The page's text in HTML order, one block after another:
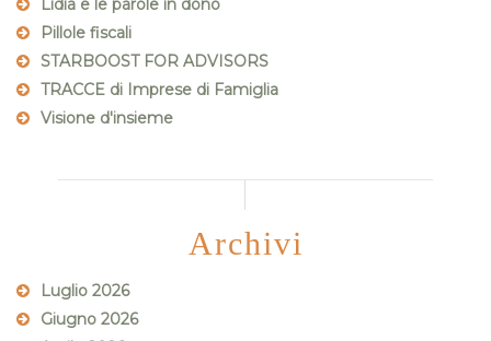
Lidia e le parole in dono
Pillole fiscali
STARBOOST FOR ADVISORS
TRACCE di Imprese di Famiglia
Visione d'insieme
Archivi
Luglio 2026
Giugno 2026